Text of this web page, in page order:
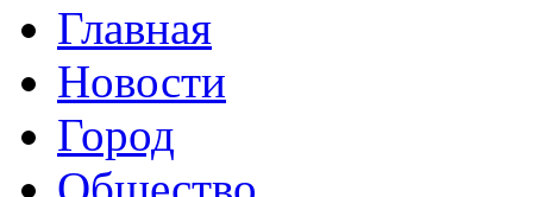
Главная
Новости
Город